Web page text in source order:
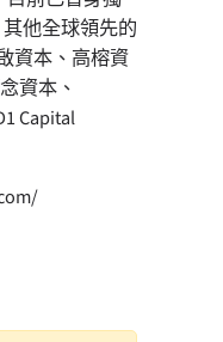
他全球領先的
資本、高榕資
資本、
Capital